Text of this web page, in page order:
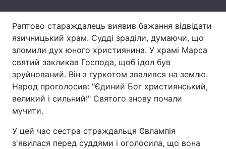
Архів Вакансії
Контакти
Послуги
Раптово стараждалець виявив бажання відвідати
язичницький храм. Судді зраділи, думаючи, що
зломили дух юного християнина. У храмі Марса
святий закликав Господа, щоб ідол був
зруйнований. Він з гуркотом звалився на землю.
Народ проголосив: "Єдиний Бог християнський,
великий і сильний!" Святого знову почали
мучити.
У цей час сестра страждальця Євлампія
з'явилася перед суддями і оголосила, що вона